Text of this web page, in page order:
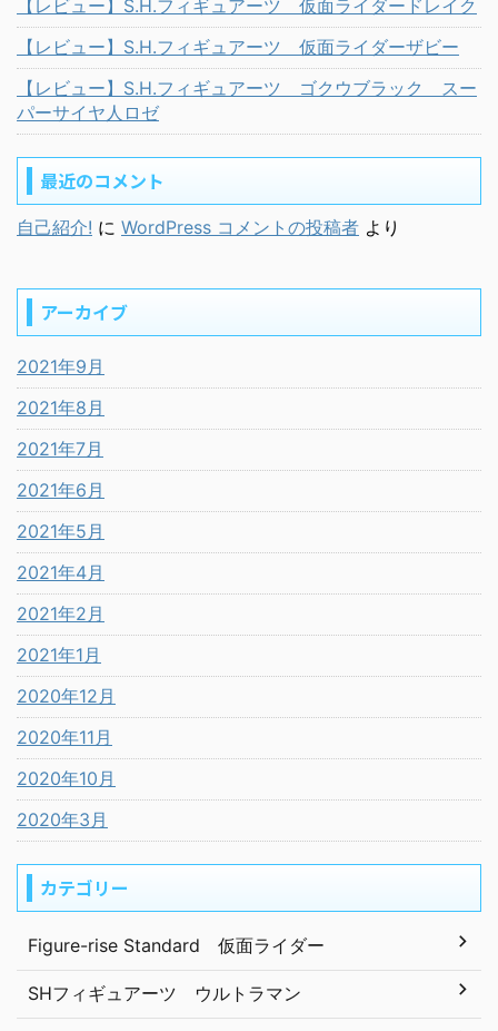
【レビュー】S.H.フィギュアーツ 仮面ライダードレイク
【レビュー】S.H.フィギュアーツ 仮面ライダーザビー
【レビュー】S.H.フィギュアーツ ゴクウブラック スー
パーサイヤ人ロゼ
最近のコメント
自己紹介! に WordPress コメントの投稿者 より
アーカイブ
2021年9月
2021年8月
2021年7月
2021年6月
2021年5月
2021年4月
2021年2月
2021年1月
2020年12月
2020年11月
2020年10月
2020年3月
カテゴリー
Figure-rise Standard 仮面ライダー
SHフィギュアーツ ウルトラマン